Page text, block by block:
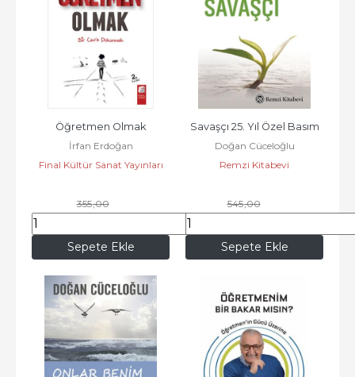
Sepete Ekle
Öğretmen Olmak
İrfan Erdoğan
Final Kültür Sanat Yayınları
355,00
319,50
Sepete Ekle
Savaşçı 25. Yıl Özel Basım
Doğan Cüceloğlu
Remzi Kitabevi
545,00
446,90